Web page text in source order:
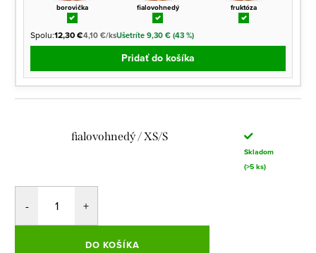
borovička fialovohnedý fruktóza
Spolu:12,30 €4,10 €/ksUšetríte 9,30 € (43 %)
Pridať do košíka
fialovohnedý / XS/S
Skladom
(>5 ks)
DO KOŠÍKA